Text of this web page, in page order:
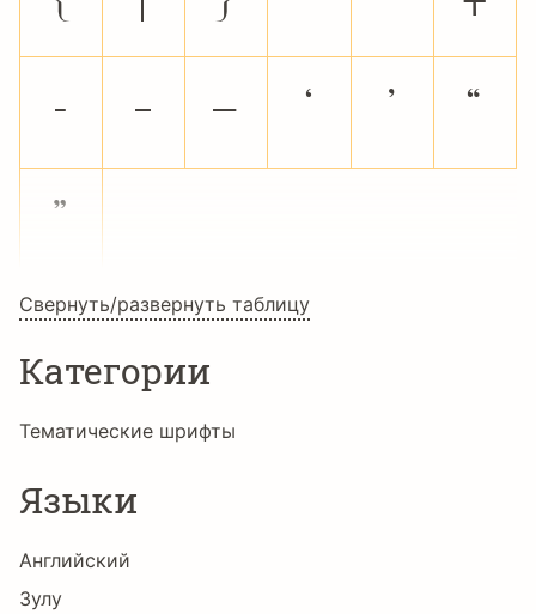
‐ – — ‘ ’ “
”
Свернуть/развернуть таблицу
Категории
Тематические шрифты
Языки
Английский
Зулу